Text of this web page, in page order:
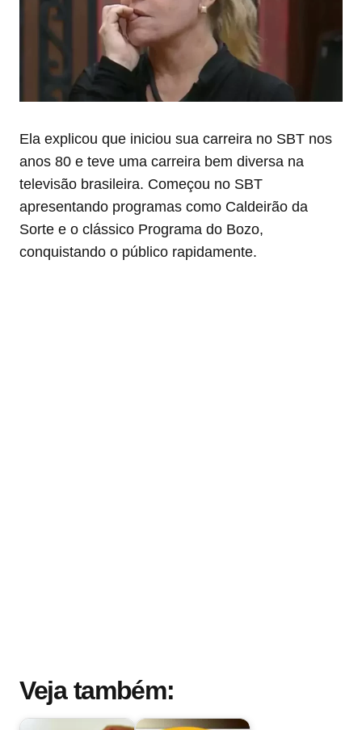
Ela explicou que iniciou sua carreira no SBT nos
anos 80 e teve uma carreira bem diversa na
televisão brasileira. Começou no SBT
apresentando programas como Caldeirão da
Sorte e o clássico Programa do Bozo,
conquistando o público rapidamente.
Veja também: